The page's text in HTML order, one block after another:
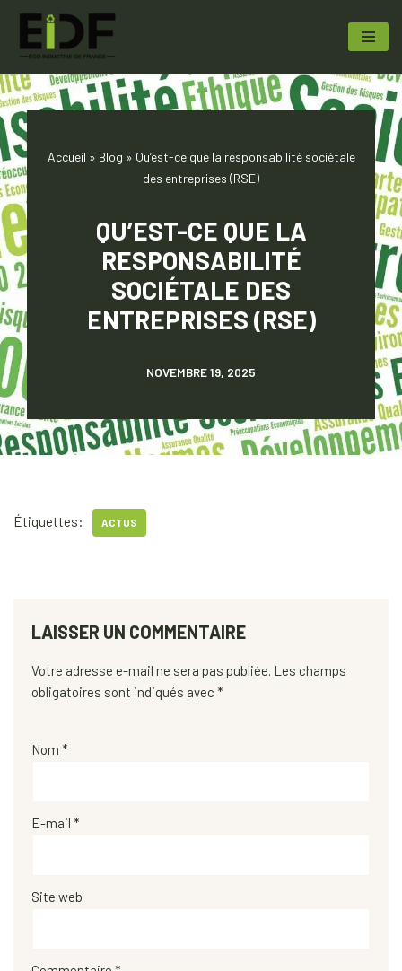
Aller
contenu
Accueil » Blog » Qu’est-ce que la responsabilité sociétale
des entreprises (RSE)
QU’EST-CE QUE LA
RESPONSABILITÉ
SOCIÉTALE DES
ENTREPRISES (RSE)
NOVEMBRE 19, 2025
Étiquettes: ACTUS
LAISSER UN COMMENTAIRE
Votre adresse e-mail ne sera pas publiée. Les champs
obligatoires sont indiqués avec *
Nom *
E-mail *
Site web